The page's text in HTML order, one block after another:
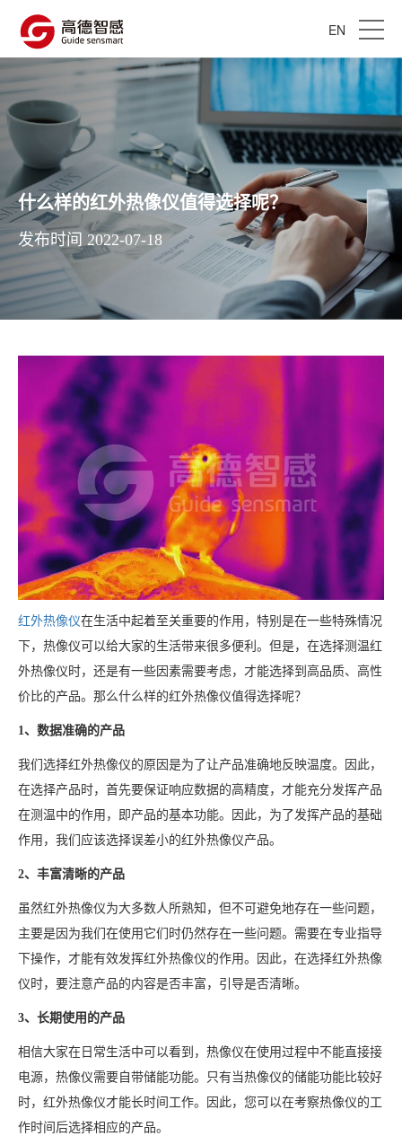
EN
什么样的红外热像仪值得选择呢？
发布时间 2022-07-18
红外热像仪在生活中起着至关重要的作用，特别是在一些特殊情况
下，热像仪可以给大家的生活带来很多便利。但是，在选择测温红
外热像仪时，还是有一些因素需要考虑，才能选择到高品质、高性
价比的产品。那么什么样的红外热像仪值得选择呢？
1、数据准确的产品
我们选择红外热像仪的原因是为了让产品准确地反映温度。因此，
在选择产品时，首先要保证响应数据的高精度，才能充分发挥产品
在测温中的作用，即产品的基本功能。因此，为了发挥产品的基础
作用，我们应该选择误差小的红外热像仪产品。
2、丰富清晰的产品
虽然红外热像仪为大多数人所熟知，但不可避免地存在一些问题，
主要是因为我们在使用它们时仍然存在一些问题。需要在专业指导
下操作，才能有效发挥红外热像仪的作用。因此，在选择红外热像
仪时，要注意产品的内容是否丰富，引导是否清晰。
3、长期使用的产品
相信大家在日常生活中可以看到，热像仪在使用过程中不能直接接
电源，热像仪需要自带储能功能。只有当热像仪的储能功能比较好
时，红外热像仪才能长时间工作。因此，您可以在考察热像仪的工
作时间后选择相应的产品。